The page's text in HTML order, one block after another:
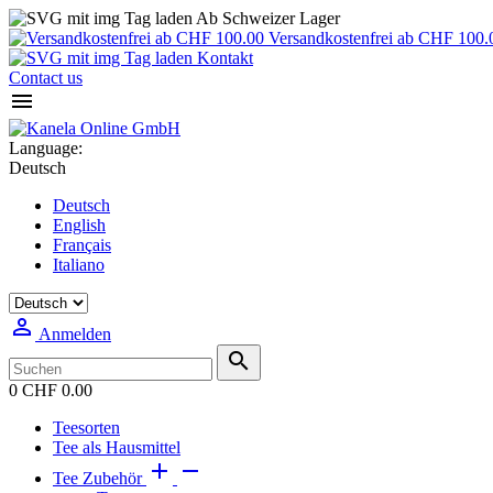
Ab Schweizer Lager
Versandkostenfrei ab CHF
Kontakt
Contact us

Language:
Deutsch
Deutsch
English
Français
Italiano
 Anmelden

0 CHF 0.00
Teesorten
Tee als Hausmittel
Tee Zubehör  